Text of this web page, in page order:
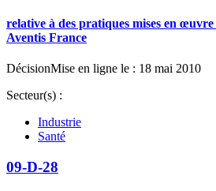
relative à des pratiques mises en
Aventis France
DécisionMise en ligne le : 18 mai 2010
Secteur(s) :
Industrie
Santé
09-D-28